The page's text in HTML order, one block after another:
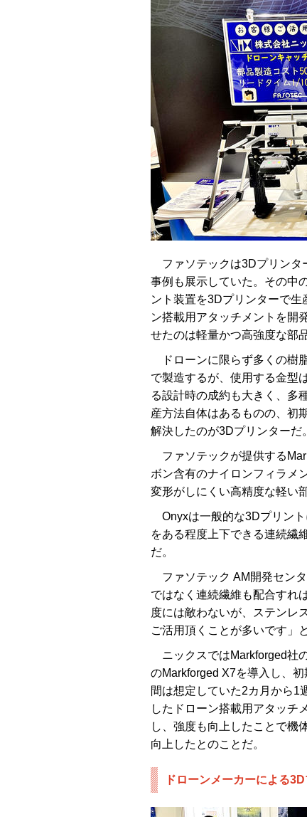
ファソテックは3Dプリンタ
事例も展示していた。その中
ント装置を3Dプリンターで
ン搭載用アタッチメントを開
せたのは軽量かつ高強度な部
ドローンに限らず多くの樹
で製造するが、使用する金型
る設計時の成約も大きく、多
産方法自体はあるものの、初
解決したのが3Dプリンターだ。
ファソテックが提供する
ボン含有のナイロンフィラメ
変形がしにくい高精度な軽い
Onyxは一般的な3Dプリン
をある程度上下できる連続繊
だ。
ファソテック AM開発セン
ではなく連続繊維も配合すれ
度には敵わないが、ステンレ
ご活用頂くことが多いです」
ニックスではMarkforged社
のMarkforged X7を導入し、
間は想定していた2カ月から1
したドローン搭載用アタッチ
し、強度も向上したことで機
向上したとのことだ。
ドローンメーカーによる